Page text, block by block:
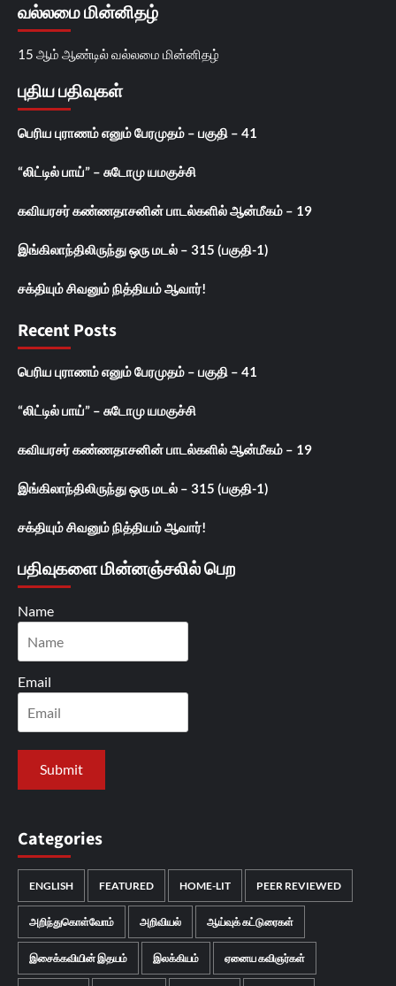
வல்லமை மின்னிதழ்
15 ஆம் ஆண்டில் வல்லமை மின்னிதழ்
புதிய பதிவுகள்
பெரிய புராணம் எனும் பேரமுதம் – பகுதி – 41
“லிட்டில் பாய்” – சுடோமு யமகுச்சி
கவியரசர் கண்ணதாசனின் பாடல்களில் ஆன்மீகம் – 19
இங்கிலாந்திலிருந்து ஒரு மடல் – 315 (பகுதி-1)
சக்தியும் சிவனும் நித்தியம் ஆவார்!
Recent Posts
பெரிய புராணம் எனும் பேரமுதம் – பகுதி – 41
“லிட்டில் பாய்” – சுடோமு யமகுச்சி
கவியரசர் கண்ணதாசனின் பாடல்களில் ஆன்மீகம் – 19
இங்கிலாந்திலிருந்து ஒரு மடல் – 315 (பகுதி-1)
சக்தியும் சிவனும் நித்தியம் ஆவார்!
பதிவுகளை மின்னஞ்சலில் பெற
Name
Email
Categories
ENGLISH FEATURED HOME-LIT PEER REVIEWED
அறிந்துகொள்வோம் அறிவியல் ஆய்வுக் கட்டுரைகள்
இசைக்கவியின் இதயம் இலக்கியம் ஏனைய கவிஞர்கள்